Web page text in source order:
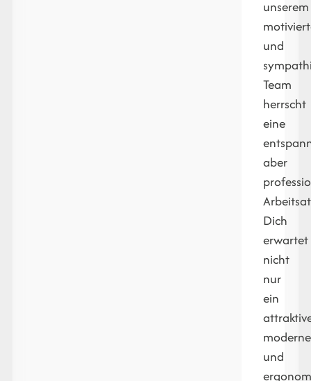
unserem
und
Team
herrscht
eine
aber
Dich
erwartet
nicht
nur
ein
und